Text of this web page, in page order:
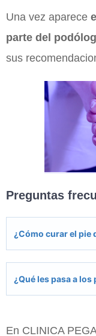
Una vez aparece
parte del
sus
Preguntas
¿Cómo curar el pie
¿Qué les pasa a
En CLINICA